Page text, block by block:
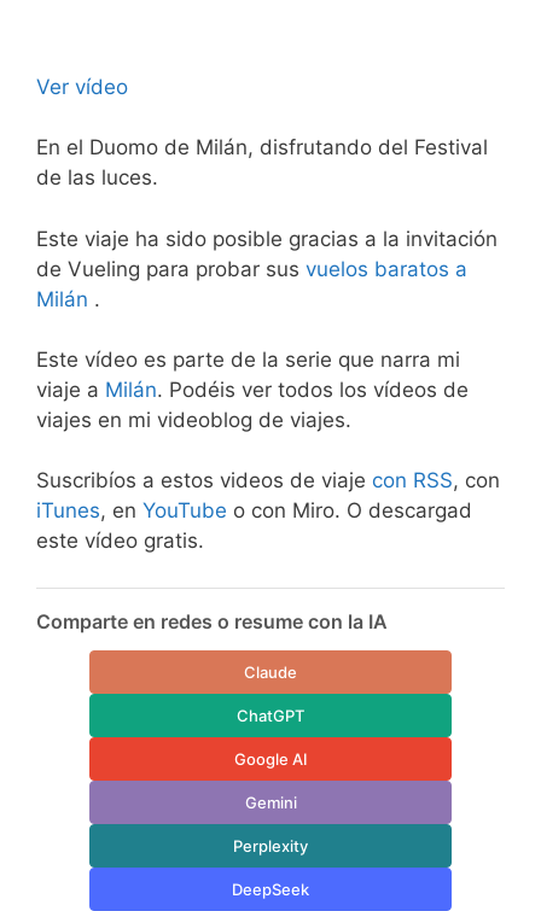
Ver vídeo
En el Duomo de Milán, disfrutando del Festival
de las luces.
Este viaje ha sido posible gracias a la invitación
de Vueling para probar sus vuelos baratos a
Milán .
Este vídeo es parte de la serie que narra mi
viaje a Milán. Podéis ver todos los vídeos de
viajes en mi videoblog de viajes.
Suscribíos a estos videos de viaje con RSS, con
iTunes, en YouTube o con Miro. O descargad
este vídeo gratis.
Comparte en redes o resume con la IA
Claude
ChatGPT
Google AI
Gemini
Perplexity
DeepSeek